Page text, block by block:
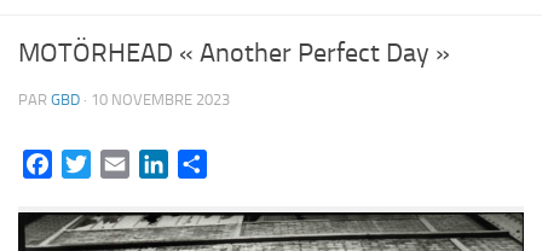
MOTÖRHEAD « Another Perfect Day »
PAR GBD · 10 NOVEMBRE 2023
FacebookTwitterEmail LinkedIn